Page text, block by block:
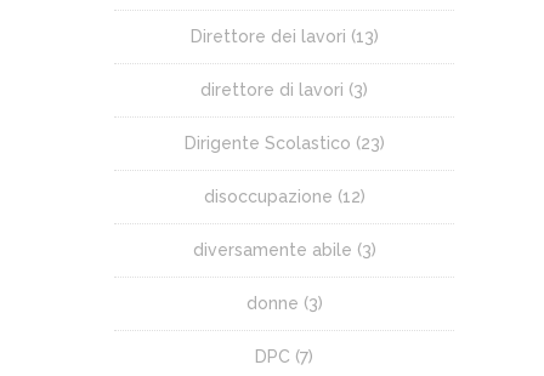
Direttore dei lavori (13)
direttore di lavori (3)
Dirigente Scolastico (23)
disoccupazione (12)
diversamente abile (3)
donne (3)
DPC (7)